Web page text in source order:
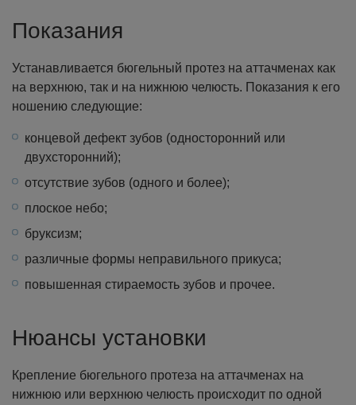
Показания
Устанавливается бюгельный протез на аттачменах как
на верхнюю, так и на нижнюю челюсть. Показания к его
ношению следующие:
концевой дефект зубов (односторонний или
двухсторонний);
отсутствие зубов (одного и более);
плоское небо;
бруксизм;
различные формы неправильного прикуса;
повышенная стираемость зубов и прочее.
Нюансы установки
Крепление бюгельного протеза на аттачменах на
нижнюю или верхнюю челюсть происходит по одной